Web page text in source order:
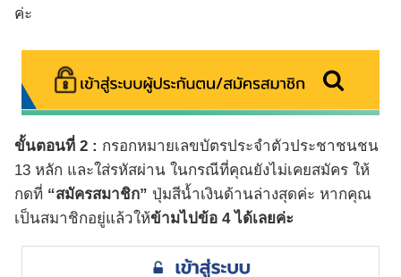
ค่ะ
ขั้นตอนที่ 2 : กรอกหมายเลขบัตรประจำตัวประชาชนชน
13 หลัก และใส่รหัสผ่าน ในกรณีที่คุณยังไม่เคยสมัคร ให้
กดที่ “สมัครสมาชิก” ปุ่มสีน้ำเงินด้านล่างสุดค่ะ หากคุณ
เป็นสมาชิกอยู่แล้วให้ข้ามไปข้อ 4 ได้เลยค่ะ